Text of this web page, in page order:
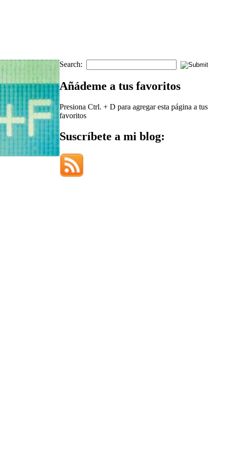
Search:
Añádeme a tus favoritos
Presiona Ctrl. + D para agregar esta página a tus
favoritos
Suscríbete a mi blog: